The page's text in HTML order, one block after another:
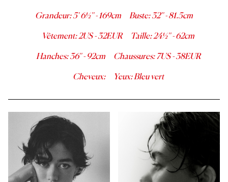
Grandeur:5' 6½''-169cm Buste:32''- 81.5cm
Vêtement:2US -32EUR Taille:24½''-62cm
Hanches:36''-92cm Chaussures:7US -38EUR
Cheveux: Yeux:Bleu vert